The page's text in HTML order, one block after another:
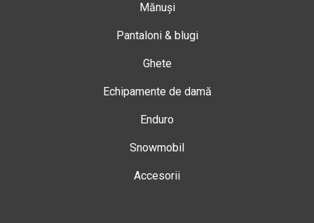
Mănuși
Pantaloni & blugi
Ghete
Echipamente de damă
Enduro
Snowmobil
Accesorii